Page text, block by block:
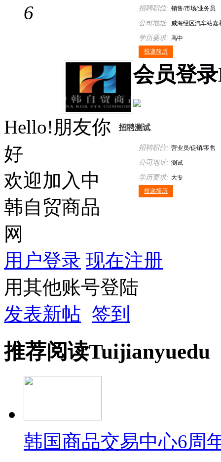
招聘职位: 销售/市场/业务员
公司地址: 威海经区汽车站嘉
楼710室
学历要求: 高中
投递简历
招聘测试
招聘职位: 营业员/促销/零售
公司地址: 测试
学历要求: 大专
投递简历
6
会员登录
Hello!朋友你
好
欢迎加入中
韩自贸商品
网
用户登录 现在注册
用其他账号登陆
发表新帖 签到
推荐阅读Tuijianyuedu
韩国商品交易中心6周